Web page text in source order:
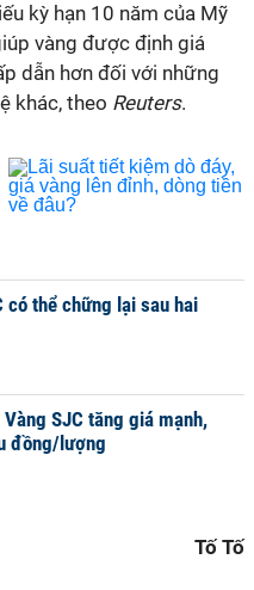
kỳ hạn 10 năm của Mỹ
vàng được định giá
dẫn hơn đối với những
khác, theo Reuters.
có thể chững lại sau hai
SJC tăng giá mạnh,
đồng/lượng
Tố Tố